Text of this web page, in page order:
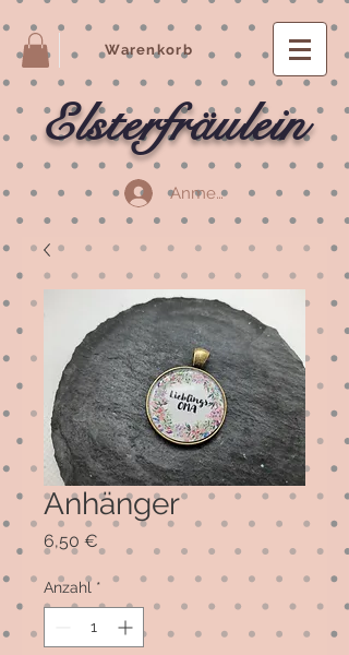
Warenkorb
Elsterfräulein
Anmelden
Anhänger
6,50 €
Anzahl *